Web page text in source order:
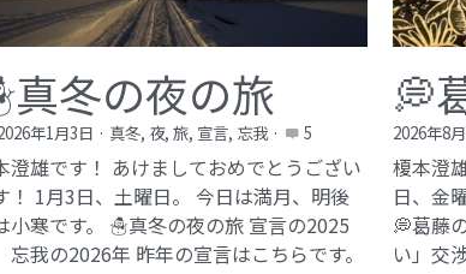
冬の夜の旅
年1月3日 · 真冬, 夜, 旅, 宣言, 忘我· 5
澄雄です！ あけましておめでとうござい
！ 1月3日、土曜日。 今日は満月、明後
小寒です。 ☃️真冬の夜の旅 宣言の2025
我の2026年​ 昨年の宣言はこちらです。
💭
2026年8
榎本澄
日、金
💭葛藤
い」交